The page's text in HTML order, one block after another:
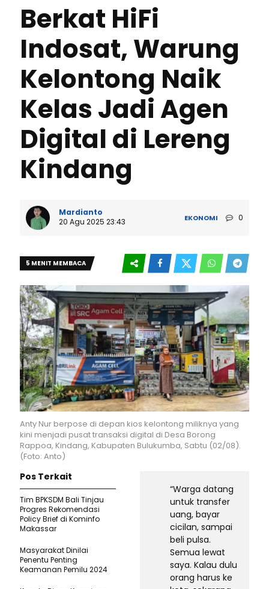
Berkat HiFi
Indosat, Warung
Kelontong Naik
Kelas Jadi Agen
Digital di Lereng
Kindang
Mardianto
20 Agu 2025 23:43
EKONOMI 0
5 MENIT MEMBACA
Anty Nur berpose di depan kios kelontong miliknya yang
kini menjadi pusat transaksi digital di Desa Borong
Rappoa, Kindang, Kabupaten Bulukumba, Sabtu (02/08).
(Foto: Anto)
“Warga datang
untuk transfer
uang, bayar
cicilan, sampai
beli pulsa.
Semua lewat
saya. Kalau dulu
orang harus ke
Pos Terkait
Tim BPKSDM Bali Tinjau
Progres Rekomendasi
Policy Brief di Kominfo
Makassar
Masyarakat Dinilai
Penentu Penting
Keamanan Pemilu 2024